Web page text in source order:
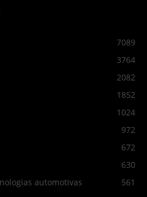
7089
3764
2082
1852
1024
972
672
630
automotivas
561